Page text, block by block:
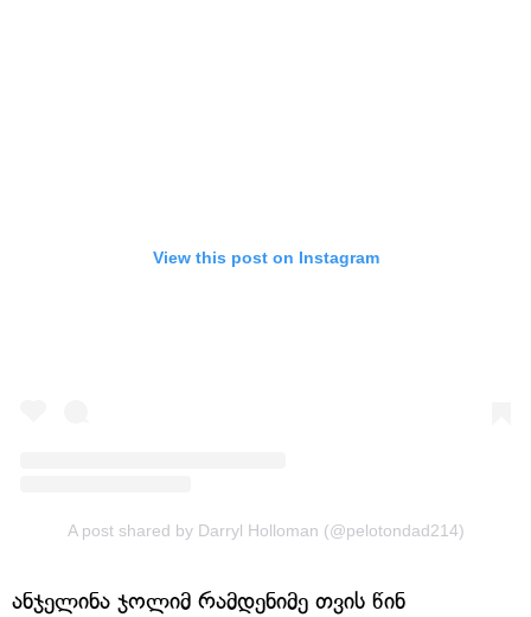
View this post on Instagram
A post shared by Darryl Holloman (@pelotondad214)
ანჯელინა ჯოლიმ რამდენიმე თვის წინ